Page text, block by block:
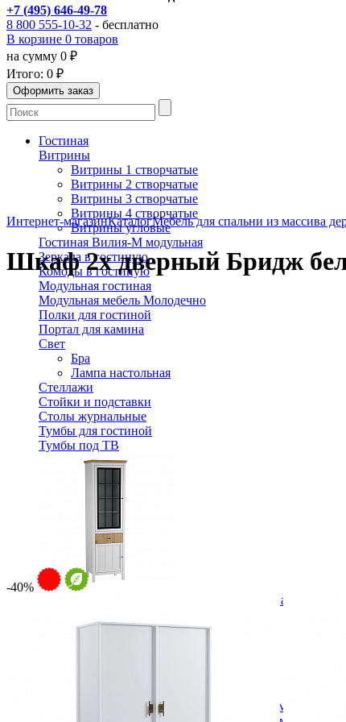
+7 (495) 646-49-78
8 800 555-10-32 - бесплатно
В корзине 0 товаров
на сумму 0 ₽
Итого: 0 ₽
Гостиная
Витрины
Витрины 1 створчатые
Витрины 2 створчатые
Витрины 3 створчатые
Витрины 4 створчатые
Витрины угловые
Гостиная Вилия-М модульная
Зеркала в гостиную
Комоды в гостиную
Модульная гостиная
Модульная мебель Молодечно
Полки для гостиной
Портал для камина
Свет
Бра
Лампа настольная
Стеллажи
Стойки и подставки
Столы журнальные
Тумбы для гостиной
Тумбы под ТВ
Шкаф для посуды Сканди 111СТЧ стеклянная и глухая
Деревянные кровати с подъемным механизмом
Интернет-магазинКаталогМебель для спальни из массива
Шкаф 2х дверный Бридж
-40%